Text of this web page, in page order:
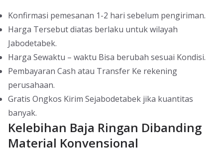
Konfirmasi pemesanan 1-2 hari sebelum pengiriman.
Harga Tersebut diatas berlaku untuk wilayah
Jabodetabek.
Harga Sewaktu – waktu Bisa berubah sesuai Kondisi.
Pembayaran Cash atau Transfer Ke rekening
perusahaan.
Gratis Ongkos Kirim Sejabodetabek jika kuantitas
banyak.
Kelebihan Baja Ringan Dibanding
Material Konvensional